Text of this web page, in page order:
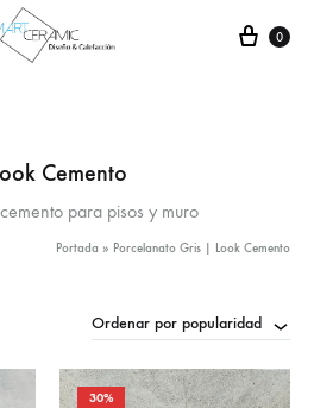
Carro
0
Cemento
para pisos y muro
Portada » Porcelanato Gris | Look Cemento
Ordenar por popularidad
30%